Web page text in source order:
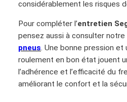
considérablement les risques
Pour compléter l’entretien
pensez aussi à consulter notre
pneus. Une bonne pression et
roulement en bon état jouent
l’adhérence et l’efficacité du
améliorant le confort et la